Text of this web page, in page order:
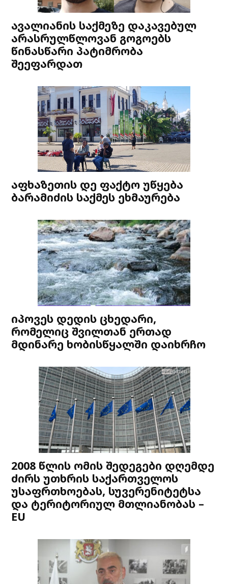
ავალიანის საქმეზე დაკავებულ
არასრულწლოვან გოგოებს
წინასწარი პატიმრობა
შეეფარდათ
აფხაზეთის დე ფაქტო უწყება
ბარამიძის საქმეს ეხმაურება
იპოვეს დედის ცხედარი,
რომელიც შვილთან ერთად
მდინარე ხობისწყალში დაიხრჩო
2008 წლის ომის შედეგები დღემდე
ძირს უთხრის საქართველოს
უსაფრთხოებას, სუვერენიტეტსა
და ტერიტორიულ მთლიანობას –
EU